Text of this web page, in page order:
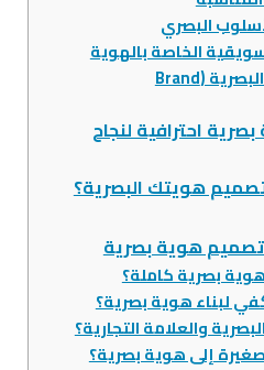
6. إعداد دليل الهوية البصرية (Brand
احترافية لنجاح
تصميم هوية بصرية
بصرية كاملة؟
لبناء هوية بصرية؟
والعلامة التجارية؟
إلى هوية بصرية؟